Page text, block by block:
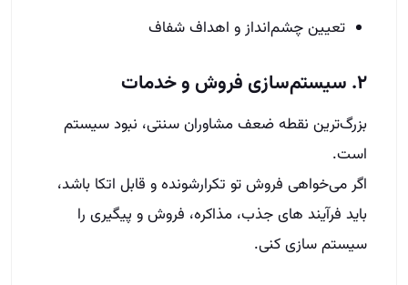
تعیین چشم‌انداز و اهداف شفاف
۲. سیستم‌سازی فروش و خدمات
بزرگ‌ترین نقطه ضعف مشاوران سنتی، نبود سیستم
است.
اگر می‌خواهی فروش تو تکرارشونده و قابل‌ اتکا باشد،
باید فرآیند های جذب، مذاکره، فروش و پیگیری را
سیستم‌ سازی کنی.